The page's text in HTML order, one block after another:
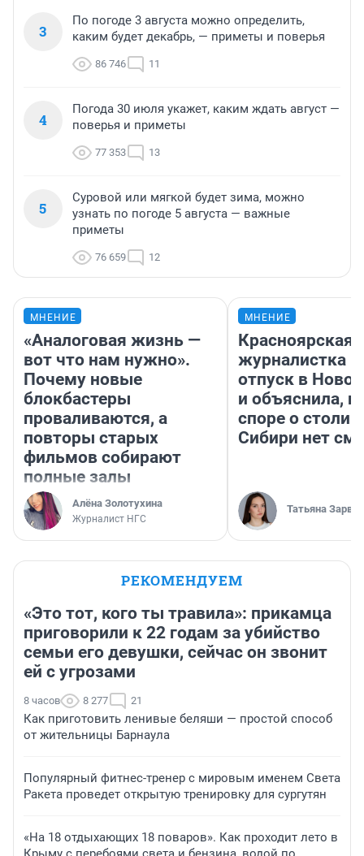
3
По погоде 3 августа можно определить,
каким будет декабрь, — приметы и поверья
86 746 11
4
Погода 30 июля укажет, каким ждать август —
поверья и приметы
77 353 13
5
Суровой или мягкой будет зима, можно
узнать по погоде 5 августа — важные
приметы
76 659 12
МНЕНИЕ
«Аналоговая жизнь —
вот что нам нужно».
Почему новые
блокбастеры
проваливаются, а
повторы старых
фильмов собирают
полные залы
Алёна Золотухина
Журналист НГС
МНЕНИЕ
Красноярская
журналистка
отпуск в
и объяснила,
споре о
Сибири нет
Татьяна Зарва
РЕКОМЕНДУЕМ
«Это тот, кого ты травила»: прикамца
приговорили к 22 годам за убийство
семьи его девушки, сейчас он звонит
ей с угрозами
8 часов 8 277 21
Как приготовить ленивые беляши — простой способ
от жительницы Барнаула
Популярный фитнес-тренер с мировым именем Света
Ракета проведет открытую тренировку для сургутян
«На 18 отдыхающих 18 поваров». Как проходит лето в